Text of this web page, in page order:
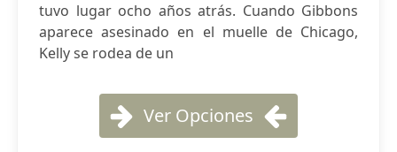
tuvo lugar ocho años atrás. Cuando Gibbons
aparece asesinado en el muelle de Chicago,
Kelly se rodea de un
Ver Opciones